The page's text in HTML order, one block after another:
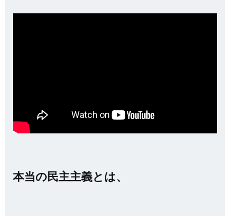
本当の民主主義とは、